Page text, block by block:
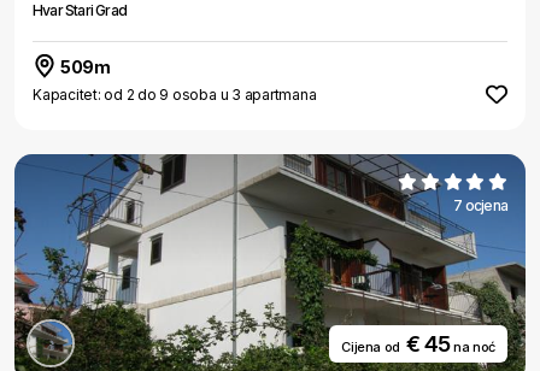
Hvar Stari Grad
509m
Kapacitet: od 2 do 9 osoba u 3 apartmana
7 ocjena
Cijena od € 45na noć